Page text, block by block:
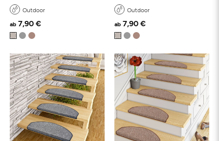
Outdoor
ab 7,90 €
Outdoor
ab 7,90 €